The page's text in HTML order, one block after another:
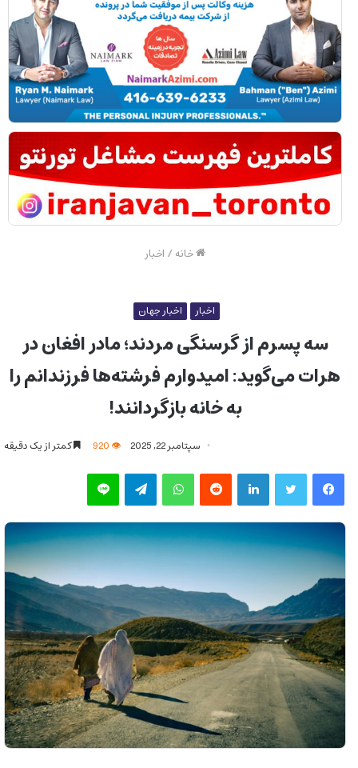
خانه/ اخبار
اخبار اخبار جهان
سه پسرم از گرسنگی مردند؛ مادر افغان در
هرات می‌گوید: امیدوارم فرشته‌ها فرزندانم را
به خانه بازگردانند!
سپتامبر 22, 2025 کمتر از یک دقیقه
فیس بوک توییتر لینکدین‫رددیت واتس آپ تلگرام لاین